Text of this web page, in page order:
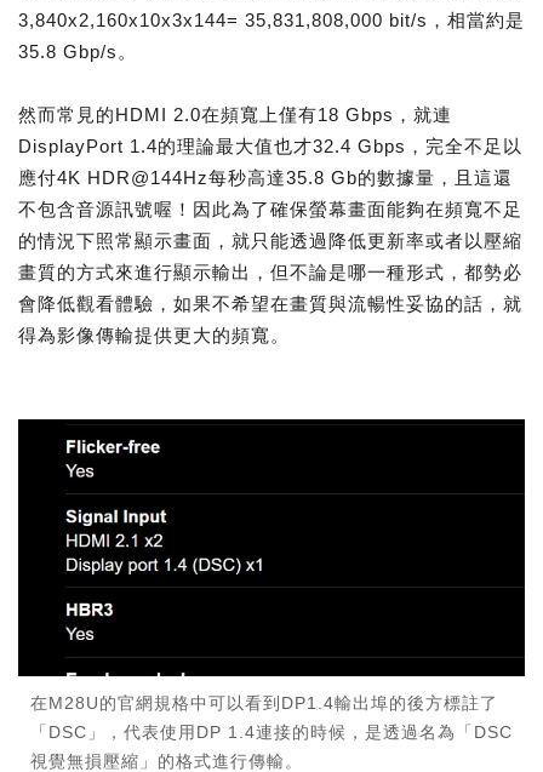
3,840x2,160x10x3x144= 35,831,808,000 bit/s，相當約是
35.8 Gbp/s。
然而常見的HDMI 2.0在頻寬上僅有18 Gbps，就連
DisplayPort 1.4的理論最大值也才32.4 Gbps，完全不足以
應付4K HDR@144Hz每秒高達35.8 Gb的數據量，且這還
不包含音源訊號喔！因此為了確保螢幕畫面能夠在頻寬不足
的情況下照常顯示畫面，就只能透過降低更新率或者以壓縮
畫質的方式來進行顯示輸出，但不論是哪一種形式，都勢必
會降低觀看體驗，如果不希望在畫質與流暢性妥協的話，就
得為影像傳輸提供更大的頻寬。
在M28U的官網規格中可以看到DP1.4輸出埠的後方標註了
「DSC」，代表使用DP 1.4連接的時候，是透過名為「DSC
視覺無損壓縮」的格式進行傳輸。